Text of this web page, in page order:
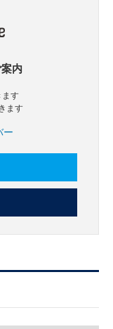
内
ます
ます
ー